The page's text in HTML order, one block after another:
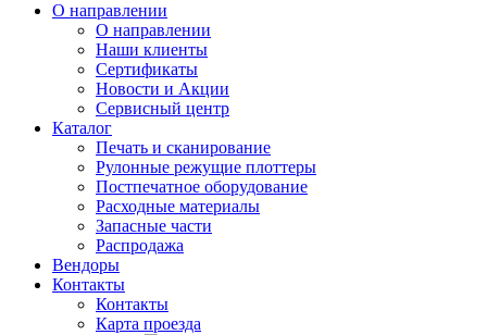
О направлении
О направлении
Наши клиенты
Сертификаты
Новости и Акции
Сервисный центр
Каталог
Печать и сканирование
Рулонные режущие плоттеры
Постпечатное оборудование
Расходные материалы
Запасные части
Распродажа
Вендоры
Контакты
Контакты
Карта проезда